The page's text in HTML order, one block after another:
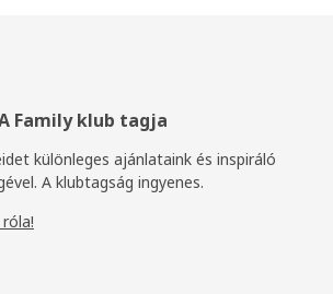
Family klub tagja
különleges ajánlataink és inspiráló
A klubtagság ingyenes.